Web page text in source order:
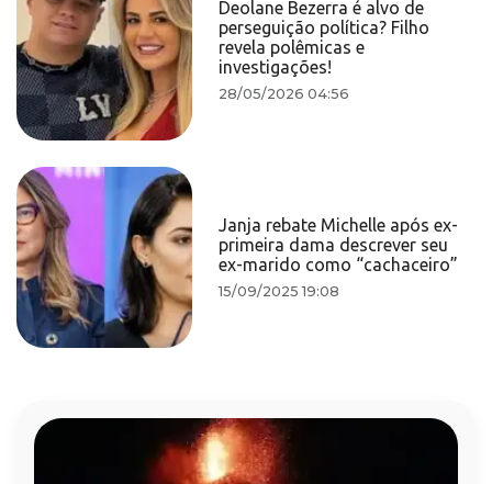
Deolane Bezerra é alvo de
perseguição política? Filho
revela polêmicas e
investigações!
28/05/2026 04:56
Janja rebate Michelle após ex-
primeira dama descrever seu
ex-marido como “cachaceiro”
15/09/2025 19:08